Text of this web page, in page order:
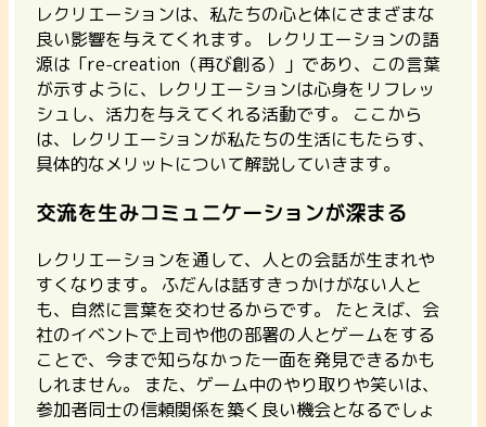
レクリエーションは、私たちの心と体にさまざまな
良い影響を与えてくれます。 レクリエーションの語
源は「re-creation（再び創る）」であり、この言葉
が示すように、レクリエーションは心身をリフレッ
シュし、活力を与えてくれる活動です。 ここから
は、レクリエーションが私たちの生活にもたらす、
具体的なメリットについて解説していきます。
交流を生みコミュニケーションが深まる
レクリエーションを通して、人との会話が生まれや
すくなります。
ふだんは話すきっかけがない人と
も、自然に言葉を交わせるからです。 たとえば、会
社のイベントで上司や他の部署の人とゲームをする
ことで、今まで知らなかった一面を発見できるかも
しれません。 また、ゲーム中のやり取りや笑いは、
参加者同士の信頼関係を築く良い機会となるでしょ